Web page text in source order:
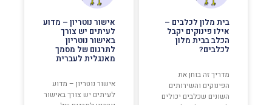
בית מלון לכלבים –
אילו פינוקים יקבל
הכלב בבית מלון
לכלבים?
מדריך זה בוחן את
הפינוקים והשירותים
השונים שכלבים יכולים
אישור נוטריון – מדוע
לעיתים יש צורך
באישור נוטריון
לתרגום של מסמך
מאנגלית לעברית
אישור נוטריון – מדוע
לעיתים יש צורך באישור